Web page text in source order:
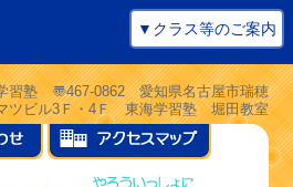
▼クラス等のご案内
習塾 〠467-0862 愛知県名古屋市瑞穂
ビル3Ｆ・4Ｆ 東海学習塾 堀田教室